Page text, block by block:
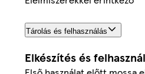
Tárolás és felhasználás
Elkészítés és